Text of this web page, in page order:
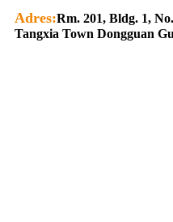
Adres:Rm. 201, Bldg. 1,
Tangxia Town Dongguan